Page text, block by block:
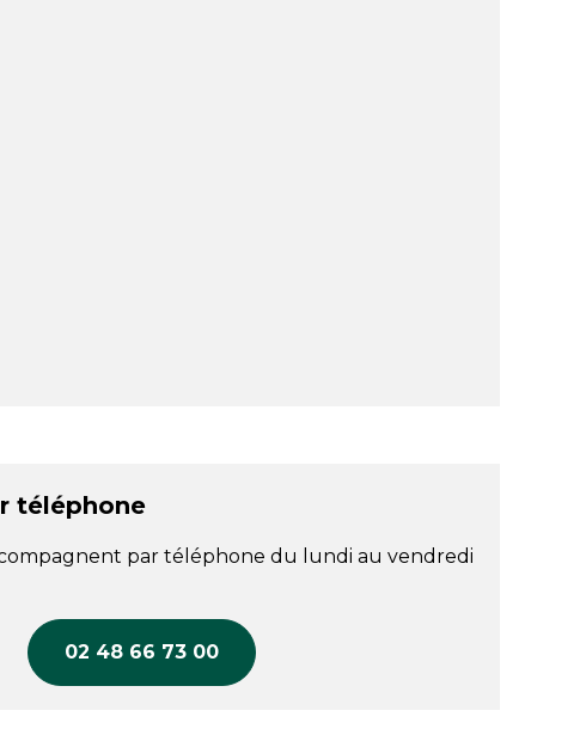
téléphone
par téléphone du lundi au vendredi
02 48 66 73 00